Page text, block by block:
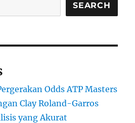
SEARCH
Odds ATP Masters
Clay Roland-Garros
yang Akurat